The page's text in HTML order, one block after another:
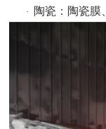
· 陶瓷：陶瓷膜